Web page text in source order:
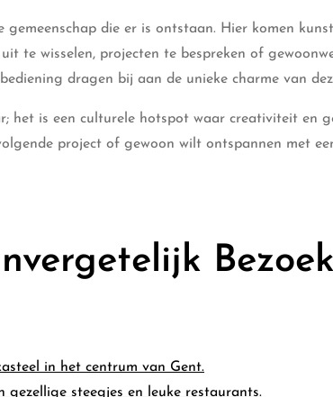
die er is ontstaan. Hier komen
te wisselen, projecten te bespreken of
dragen bij aan de unieke charme van
het is een culturele hotspot waar creativiteit en
project of gewoon wilt ontspannen met
in het centrum van Gent.
gezellige steegjes en leuke restaurants.